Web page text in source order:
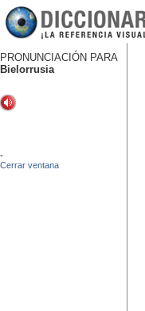
PRONUNCIACIÓN PARA
Bielorrusia
-
Cerrar ventana